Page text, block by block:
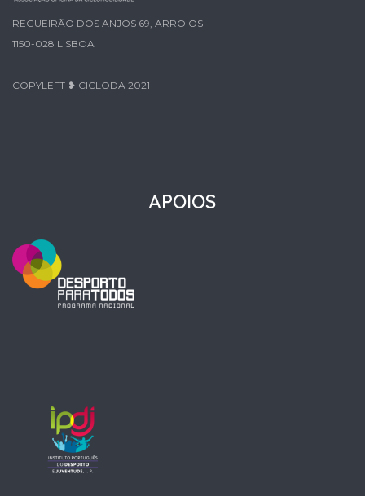
REGUEIRÃO DOS ANJOS 69, ARROIOS
1150-028 LISBOA
COPYLEFT ❥ CICLODA 2021
APOIOS